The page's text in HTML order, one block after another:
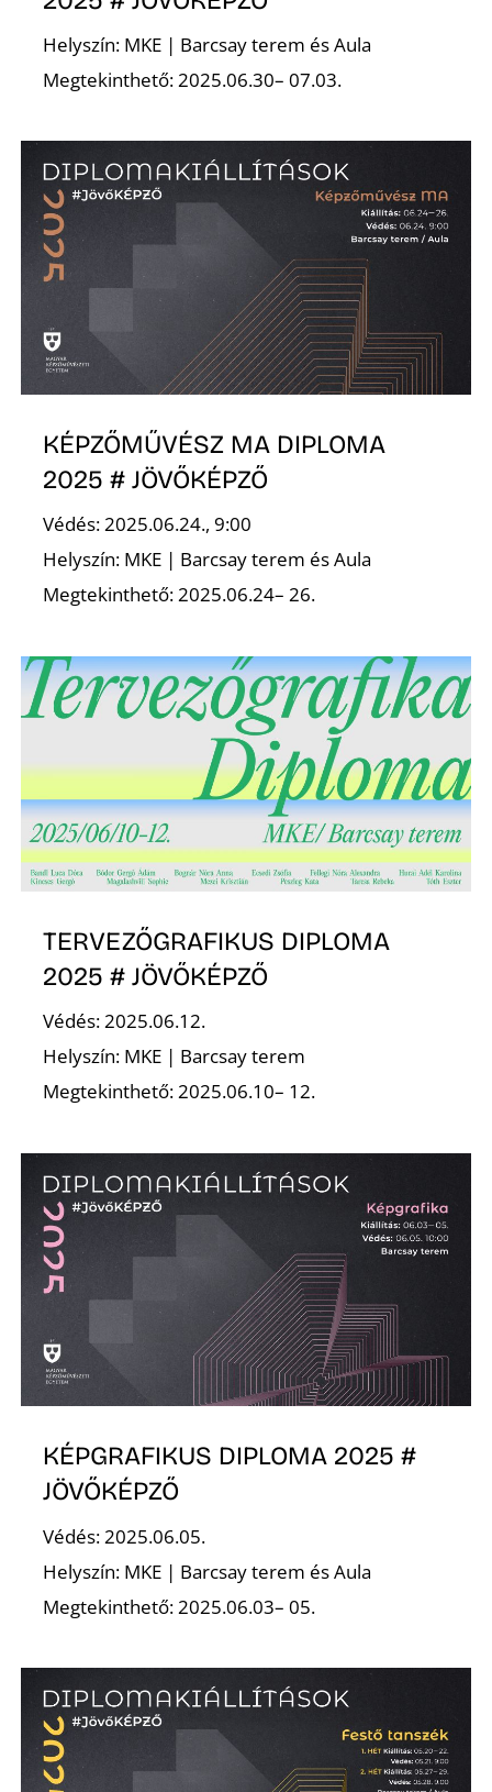
Helyszín: MKE | Barcsay terem és Aula
Megtekinthető: 2025.06.30– 07.03.
KÉPZŐMŰVÉSZ MA DIPLOMA
2025 # JÖVŐKÉPZŐ
Védés: 2025.06.24., 9:00
Helyszín: MKE | Barcsay terem és Aula
Megtekinthető: 2025.06.24– 26.
TERVEZŐGRAFIKUS DIPLOMA
2025 # JÖVŐKÉPZŐ
Védés: 2025.06.12.
Helyszín: MKE | Barcsay terem
Megtekinthető: 2025.06.10– 12.
KÉPGRAFIKUS DIPLOMA 2025 #
JÖVŐKÉPZŐ
Védés: 2025.06.05.
Helyszín: MKE | Barcsay terem és Aula
Megtekinthető: 2025.06.03– 05.